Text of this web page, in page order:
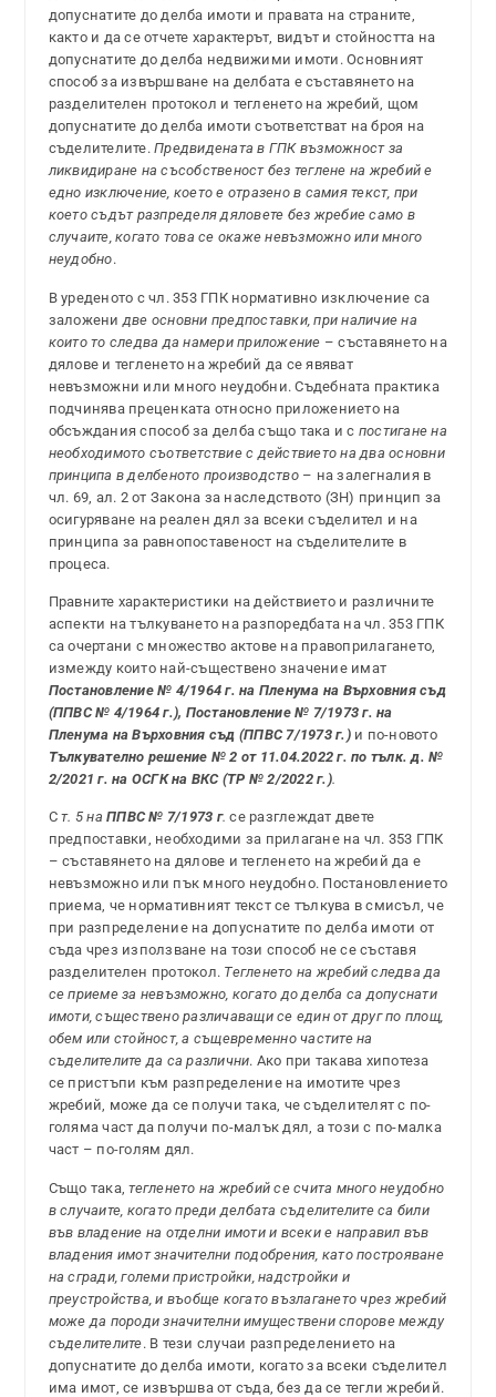
допуснатите до делба имоти и правата на страните,
както и да се отчете характерът, видът и стойността на
допуснатите до делба недвижими имоти. Основният
способ за извършване на делбата е съставянето на
разделителен протокол и тегленето на жребий, щом
допуснатите до делба имоти съответстват на броя на
съделителите.Предвидената в ГПК възможност за
ликвидиране на съсобственост без теглене на жребий е
едно изключение, което е отразено в самия текст, при
което съдът разпределя дяловете без жребие само в
случаите, когато това се окаже невъзможно или много
неудобно.
В уреденото с чл. 353 ГПК нормативно изключение са
заложени две основни предпоставки, при наличие на
които то следва да намери приложение – съставянето на
дялове и тегленето на жребий да се явяват
невъзможни или много неудобни. Съдебната практика
подчинява преценката относно приложението на
обсъждания способ за делба също така и с постигане на
необходимото съответствие с действието на два основни
принципа в делбеното производство– на залегналия в
чл. 69, ал. 2 от Закона за наследството (ЗН) принцип за
осигуряване на реален дял за всеки съделител и на
принципа за равнопоставеност на съделителите в
процеса.
Правните характеристики на действието и различните
аспекти на тълкуването на разпоредбата на чл. 353 ГПК
са очертани с множество актове на правоприлагането,
измежду които най-съществено значение имат
Постановление № 4/1964 г. на Пленума на Върховния съд
(ППВС № 4/1964 г.), Постановление № 7/1973 г. на
Пленума на Върховния съд (ППВС 7/1973 г.)и по-новото
Тълкувателно решение № 2 от 11.04.2022 г. по тълк. д. №
2/2021 г. на ОСГК на ВКС (ТР № 2/2022 г.).
Ст. 5 наППВС № 7/1973 г.се разглеждат двете
предпоставки, необходими за прилагане на чл. 353 ГПК
– съставянето на дялове и тегленето на жребий да е
невъзможно или пък много неудобно. Постановлението
приема, че нормативният текст се тълкува в смисъл, че
при разпределение на допуснатите по делба имоти от
съда чрез използване на този способ не се съставя
разделителен протокол. Тегленето на жребий следва да
се приеме за невъзможно, когато до делба са допуснати
имоти, съществено различаващи се един от друг по площ,
обем или стойност, а същевременно частите на
съделителите да са различни. Ако при такава хипотеза
се пристъпи към разпределение на имотите чрез
жребий, може да се получи така, че съделителят с по-
голяма част да получи по-малък дял, а този с по-малка
част – по-голям дял.
Също така,тегленето на жребий се счита много неудобно
в случаите, когато преди делбата съделителите са били
във владение на отделни имоти и всеки е направил във
владения имот значителни подобрения, като построяване
на сгради, големи пристройки, надстройки и
преустройства, и въобще когато възлагането чрез жребий
може да породи значителни имуществени спорове между
съделителите. В тези случаи разпределението на
допуснатите до делба имоти, когато за всеки съделител
има имот, се извършва от съда, без да се тегли жребий.